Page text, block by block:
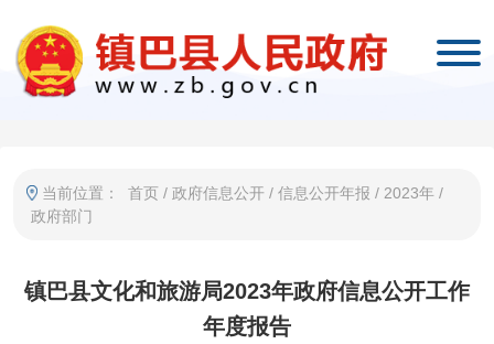
当前位置： 首页 / 政府信息公开 / 信息公开年报 / 2023年 /
政府部门
镇巴县文化和旅游局2023年政府信息公开工作
年度报告